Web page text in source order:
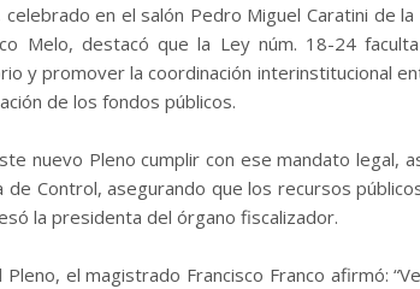
en el salón Pedro Miguel Caratini de
Melo, destacó que la Ley núm. 18-24
y promover la coordinación interinstitucional
de los fondos públicos.
nuevo Pleno cumplir con ese mandato legal,
de Control, asegurando que los recursos
la presidenta del órgano fiscalizador.
el magistrado Francisco Franco afirmó: